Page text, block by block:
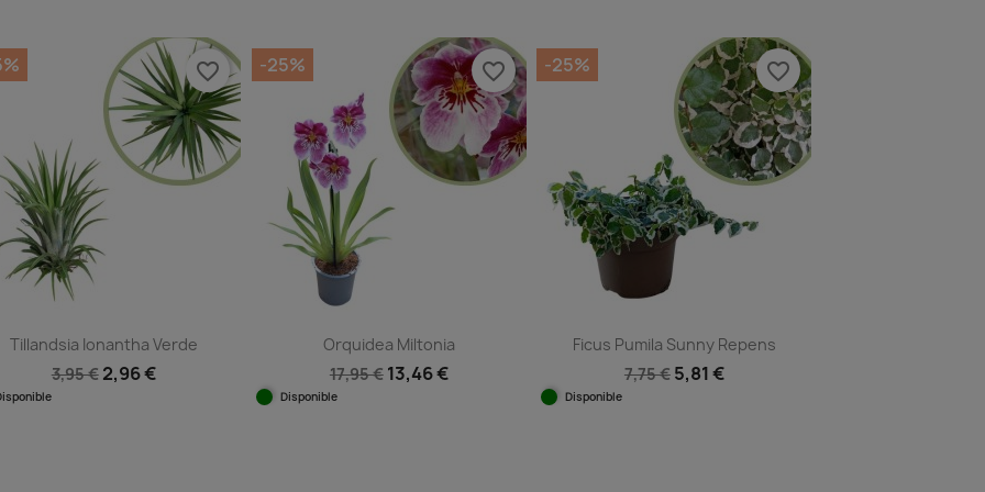
Tillandsia Ionantha Verde
3,95 € 2,96 €
favorite_border
Orquidea Miltonia
17,95 € 13,46 €
Disponible
-25% favorite_border
Ficus Pumila Sunny Repens
7,75 € 5,81 €
Disponible
-25% favorite_border